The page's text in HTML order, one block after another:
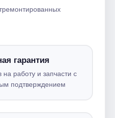
гарантия
работу и запчасти с
подтверждением